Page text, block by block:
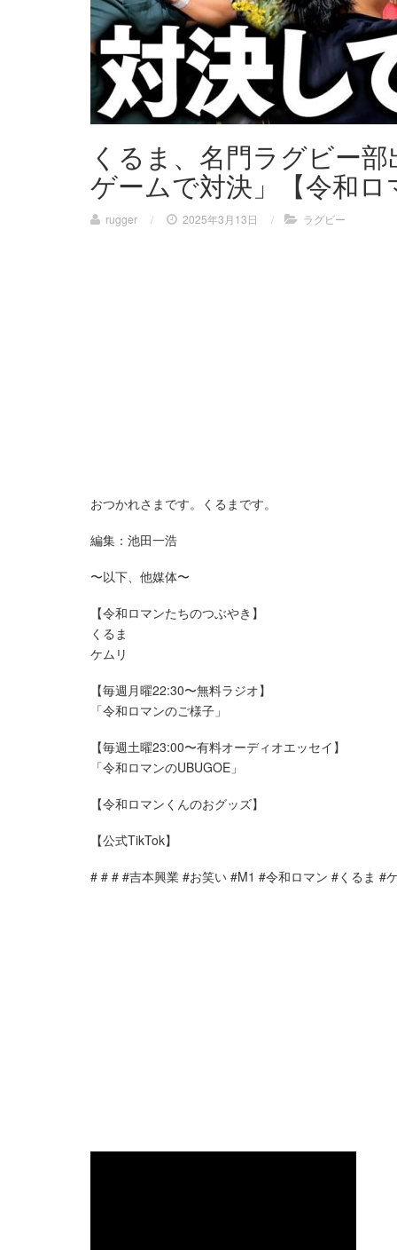
くるま、名門ラグビー
ゲームで対決」【令和ロ
rugger / 2025年3月13日 / ラグビー
おつかれさまです。くるまです。
編集：池田一浩
〜以下、他媒体〜
【令和ロマンたちのつぶやき】
くるま
ケムリ
【毎週月曜22:30〜無料ラジオ】
「令和ロマンのご様子」
【毎週土曜23:00〜有料オーディオエッセイ】
「令和ロマンのUBUGOE」
【令和ロマンくんのおグッズ】
【公式TikTok】
# # # #吉本興業 #お笑い #M1 #令和ロマン #くるま #